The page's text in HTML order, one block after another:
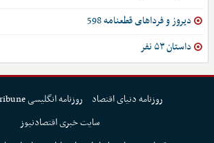
دیروز و فرداهای قطعنامه 598
داستان ۵۳ نفر
روزنامه دنیای اقتصاد
روزنامه انگلیسی Financial Tribune
سایت خبری اقتصادنیوز